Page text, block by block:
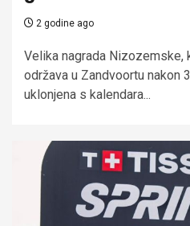
2 godine ago
Velika nagrada Nizozemske,
održava u Zandvoortu nakon
uklonjena s kalendara...